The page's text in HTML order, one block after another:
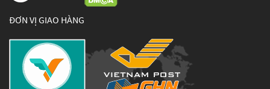
ĐƠN VỊ GIAO HÀNG